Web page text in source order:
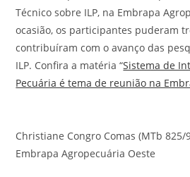
Técnico sobre ILP, na Embrapa
ocasião, os participantes puderam
contribuíram com o avanço das
ILP. Confira a matéria “Sistema de
Pecuária é tema de reunião na
Christiane Congro Comas (MTb 825/
Embrapa Agropecuária Oeste